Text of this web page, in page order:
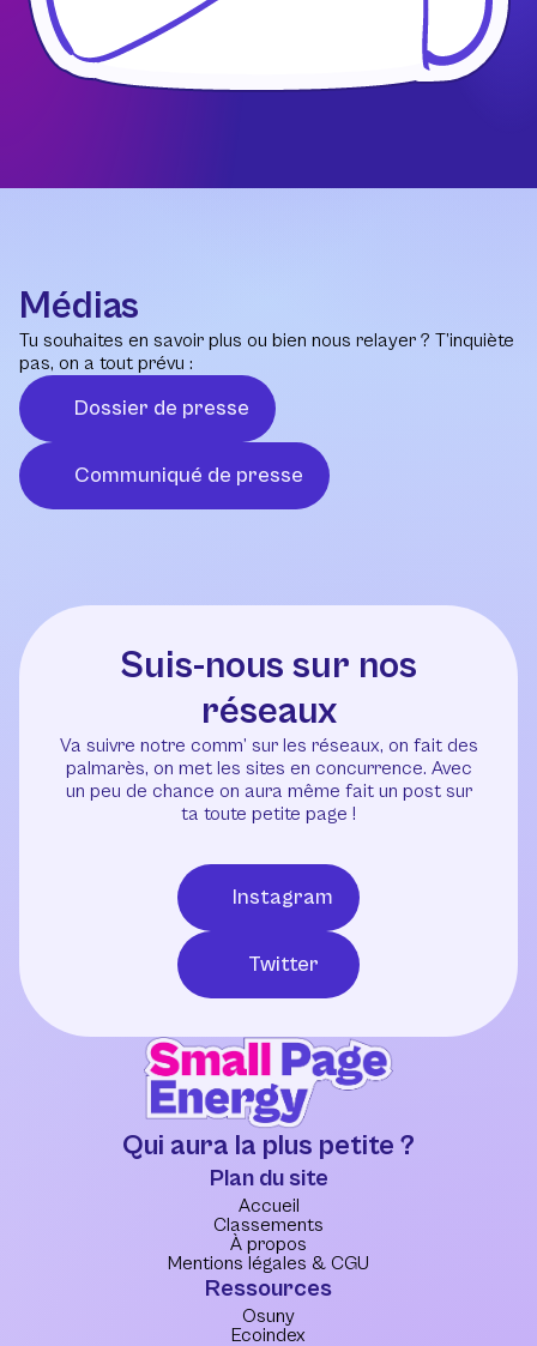
Médias
Tu souhaites en savoir plus ou bien nous relayer ? T’inquiète
pas, on a tout prévu :
Dossier de presse
Communiqué de presse
Suis-nous sur nos
réseaux
Va suivre notre comm’ sur les réseaux, on fait des
palmarès, on met les sites en concurrence. Avec
un peu de chance on aura même fait un post sur
ta toute petite page !
Instagram
Twitter
Qui aura la plus petite ?
Plan du site
Accueil
Classements
À propos
Mentions légales & CGU
Ressources
Osuny
Ecoindex